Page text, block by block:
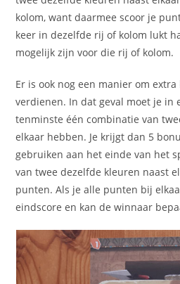
kolom, want daarmee scoor je
keer in dezelfde rij of kolom lukt
mogelijk zijn voor die rij of kolom.
Er is ook nog een manier om
verdienen. In dat geval moet je in
tenminste één combinatie van
elkaar hebben. Je krijgt dan 5
gebruiken aan het einde van het
van twee dezelfde kleuren naast
punten. Als je alle punten bij
eindscore en kan de winnaar